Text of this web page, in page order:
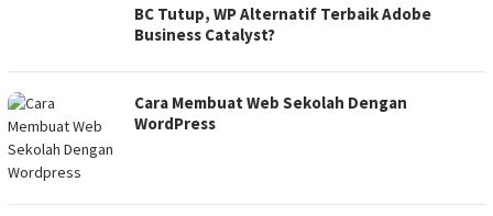
BC Tutup, WP Alternatif Terbaik Adobe
Business Catalyst?
Cara Membuat Web Sekolah Dengan
WordPress